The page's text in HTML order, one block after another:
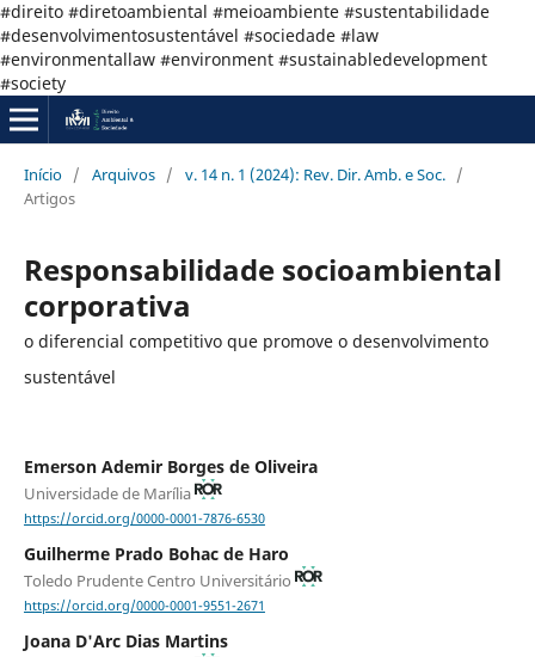
#direito #diretoambiental #meioambiente #sustentabilidade
#desenvolvimentosustentável #sociedade #law
#environmentallaw #environment #sustainabledevelopment
#society
Início / Arquivos / v. 14 n. 1 (2024): Rev. Dir. Amb. e Soc. /
Artigos
Responsabilidade socioambiental
corporativa
o diferencial competitivo que promove o desenvolvimento
sustentável
Emerson Ademir Borges de Oliveira
Universidade de Marília
https://orcid.org/0000-0001-7876-6530
Guilherme Prado Bohac de Haro
Toledo Prudente Centro Universitário
https://orcid.org/0000-0001-9551-2671
Joana D'Arc Dias Martins